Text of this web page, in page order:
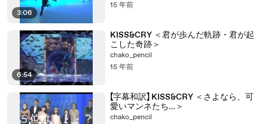
3:06
15 年前
6:54
KISS&CRY ＜君が歩んだ軌跡・君が起
こした奇跡＞
chako_pencil
15 年前
【字幕和訳】 KISS&CRY ＜さよなら、可
愛いマンネたち…＞
chako_pencil